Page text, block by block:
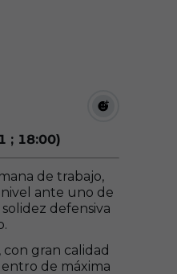
; 18:00)
de trabajo,
ante uno de
defensiva
gran calidad
de máxima